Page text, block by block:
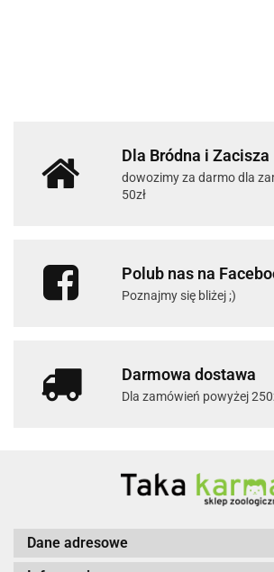
Dla Bródna i Zacisza
dowozimy za darmo dla
50zł
Polub nas na
Poznajmy się bliżej ;)
Darmowa dostawa
Dla zamówień powyżej
Dane adresowe